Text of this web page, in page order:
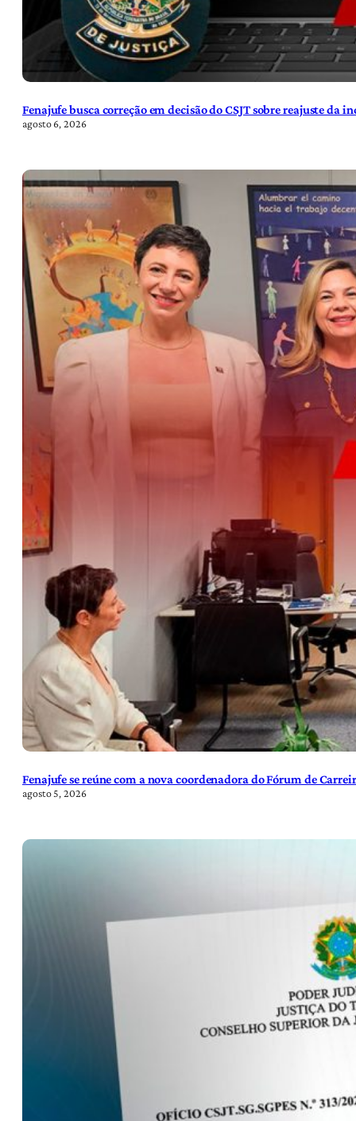
Fenajufe busca correção em decisão do CSJT sobre reajuste da
agosto 6, 2026
Fenajufe se reúne com a nova coordenadora do Fórum de
agosto 5, 2026